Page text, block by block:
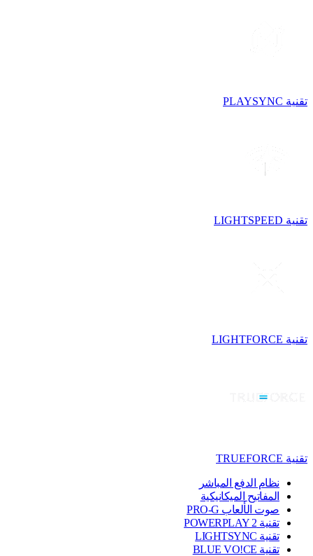
تقنية PLAYSYNC
تقنية LIGHTSPEED
تقنية LIGHTFORCE
تقنية TRUEFORCE
نظام الدفع المباشر
المفاتيح الميكانيكية
صوت الألعاب PRO-G
تقنية ‏POWERPLAY 2
تقنية LIGHTSYNC
تقنية BLUE VO!CE